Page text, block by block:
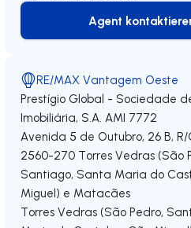
Agent
Agent
RE/MAX Vantagem Oeste
Prestígio Global - Sociedade
Imobiliária, S.A. AMI 7772
Avenida 5 de Outubro, 26 B, R/
2560-270 Torres Vedras (São
Santiago, Santa Maria do
Miguel) e Matacães
Torres Vedras (São Pedro,